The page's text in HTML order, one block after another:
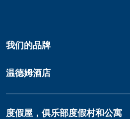
我们的品牌
温德姆酒店
度假屋，俱乐部度假村和公寓